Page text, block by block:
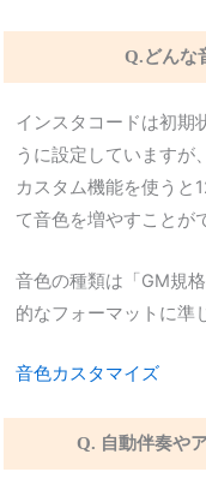
Q.どんな
インスタコードは初期
うに設定していますが
カスタム機能を使うと
て音色を増やすことが
音色の種類は「GM規
的なフォーマットに準
音色カスタマイズ
Q. 自動伴奏や